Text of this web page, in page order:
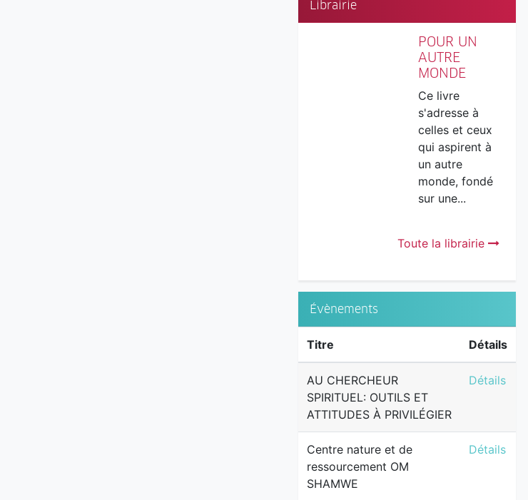
Librairie
POUR UN
AUTRE
MONDE
Ce livre
s'adresse à
celles et ceux
qui aspirent à
un autre
monde, fondé
sur une...
Toute la librairie
Évènements
Titre Détails
AU CHERCHEUR
SPIRITUEL: OUTILS ET
ATTITUDES À PRIVILÉGIER
AU
Détails
Centre nature et de
ressourcement OM
SHAMWE
Centre
Détails